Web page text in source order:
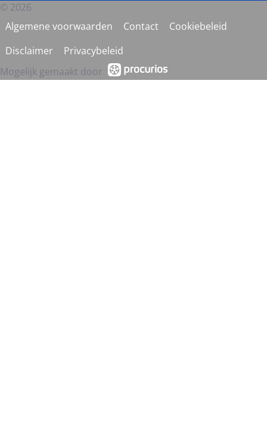
© 2026
Algemene voorwaarden
Contact
Cookiebeleid
Disclaimer
Privacybeleid
Mogelijk gemaakt door